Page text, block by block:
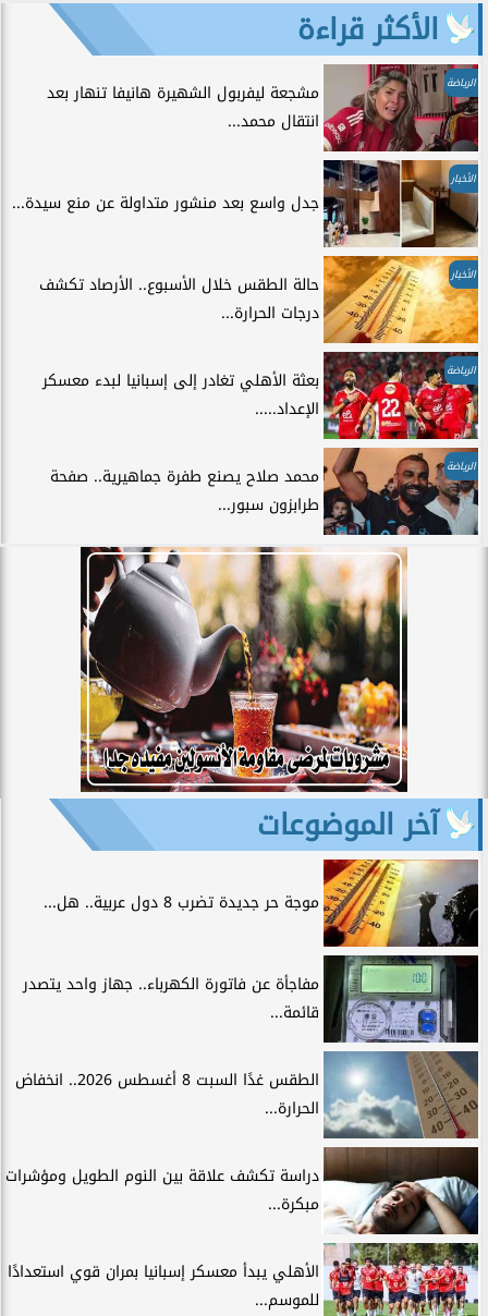
الأكثر قراءة
الرياضة
مشجعة ليفربول الشهيرة هانيفا تنهار بعد
انتقال محمد...
الأخبار
جدل واسع بعد منشور متداولة عن منع سيدة...
الأخبار
حالة الطقس خلال الأسبوع.. الأرصاد تكشف
درجات الحرارة...
الرياضة
بعثة الأهلي تغادر إلى إسبانيا لبدء معسكر
الإعداد.....
الرياضة
محمد صلاح يصنع طفرة جماهيرية.. صفحة
طرابزون سبور...
آخر الموضوعات
موجة حر جديدة تضرب 8 دول عربية.. هل...
مفاجأة عن فاتورة الكهرباء.. جهاز واحد يتصدر
قائمة...
الطقس غدًا السبت 8 أغسطس 2026.. انخفاض
الحرارة...
دراسة تكشف علاقة بين النوم الطويل ومؤشرات
مبكرة...
الأهلي يبدأ معسكر إسبانيا بمران قوي استعدادًا
للموسم...